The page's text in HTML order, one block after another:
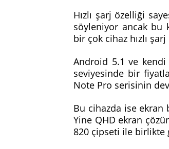
Hızlı şarj özelliği
söyleniyor ancak bu
bir çok cihaz hızlı
Android 5.1 ve
seviyesinde bir
Note Pro serisinin
Bu cihazda ise
Yine QHD ekran
820 çipseti ile birlikte